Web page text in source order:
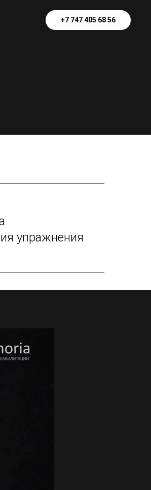
+7 747 405 68 56
упражнения